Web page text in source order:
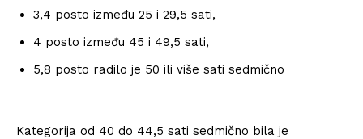
3,4 posto između 25 i 29,5 sati,
4 posto između 45 i 49,5 sati,
5,8 posto radilo je 50 ili više sati sedmično
Kategorija od 40 do 44,5 sati sedmično bila je